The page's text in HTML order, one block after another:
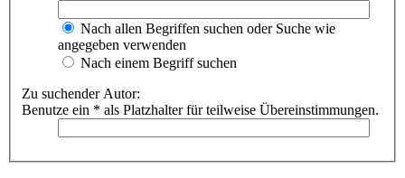
Nach allen Begriffen suchen oder Suche wie
angegeben verwenden
Nach einem Begriff suchen
Zu suchender Autor:
Benutze ein * als Platzhalter für teilweise Übereinstimmungen.